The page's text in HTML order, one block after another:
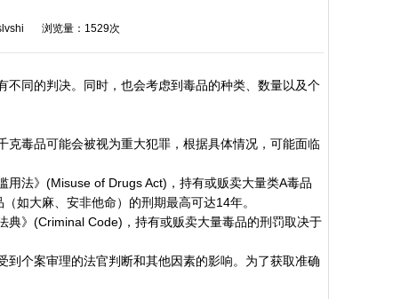
浏览量：1529次
同的判决。同时，也会考虑到毒品的种类、数量以及个
毒品可能会被视为重大犯罪，根据具体情况，可能面临
法》(Misuse of Drugs Act)，持有或贩卖大量类A毒品
如大麻、安非他命）的刑期最高可达14年。
典》(Criminal Code)，持有或贩卖大量毒品的刑罚取决于
个案审理的法官判断和其他因素的影响。为了获取准确